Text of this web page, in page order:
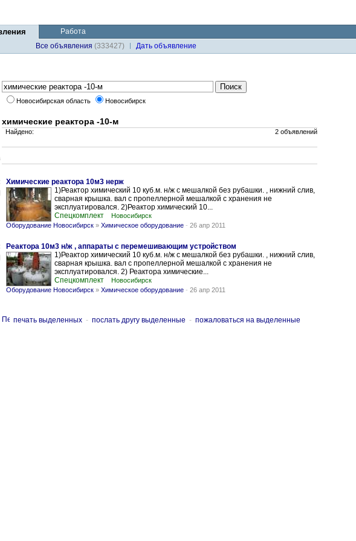
Работа
Все объявления (333427)
Дaть объявление
Новосибирская область Новосибирск
химические реактора -10-м
Найдено: 2 объявлений
Химические реактора 10м3 нерж
1)Реактор химический 10 куб.м. н/ж с мешалкой без рубашки. , нижний слив,
сварная крышка. вал с пропеллерной мешалкой с хранения не
эксплуатировался. 2)Реактор химический 10...
Спецкомплект
Новосибирск
Оборудование Новосибирск » Химическое оборудование - 26 апр 2011
Реактора 10м3 н/ж , аппараты с перемешивающим устройством
1)Реактор химический 10 куб.м. н/ж с мешалкой без рубашки. , нижний слив,
сварная крышка. вал с пропеллерной мешалкой с хранения не
эксплуатировался. 2) Реактора химические...
Спецкомплект
Новосибирск
Оборудование Новосибирск » Химическое оборудование - 26 апр 2011
печать выделенных - послать другу выделенные - пожаловаться на выделенные